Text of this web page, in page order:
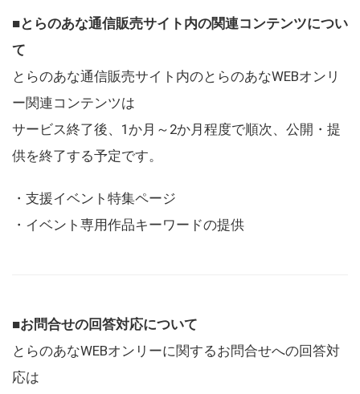
■とらのあな通信販売サイト内の関連コンテンツについ
て
とらのあな通信販売サイト内のとらのあなWEBオンリ
ー関連コンテンツは
サービス終了後、1か月～2か月程度で順次、公開・提
供を終了する予定です。
・支援イベント特集ページ
・イベント専用作品キーワードの提供
■お問合せの回答対応について
とらのあなWEBオンリーに関するお問合せへの回答対
応は